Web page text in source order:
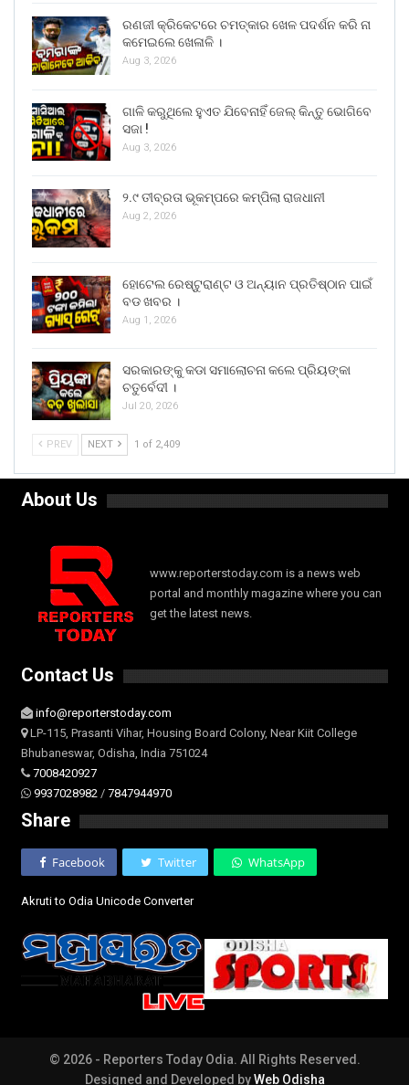
ରଣଜୀ କ୍ରିକେଟରେ ଚମତ୍କାର ଖେଳ ପଦର୍ଶନ କରି ନା
କମେଇଲେ ଖେଳାଳି ।
Aug 3, 2026
ଗାଳି କରୁଥିଲେ ହୁଏତ ଯିବେନାହିଁ ଜେଲ୍ କିନ୍ତୁ ଭୋଗିବେ
ସଜା !
Aug 3, 2026
୨.୯ ତୀବ୍ରତା ଭୂକମ୍ପରେ କମ୍ପିଲା ରାଜଧାନୀ
Aug 2, 2026
ହୋଟେଲ ରେଷ୍ଟୁରାଣ୍ଟ ଓ ଅନ୍ୟାନ ପ୍ରତିଷ୍ଠାନ ପାଇଁ
ବଡ ଖବର ।
Aug 1, 2026
ସରକାରଙ୍କୁ କଡା ସମାଲୋଚନା କଲେ ପ୍ରିୟଙ୍କା
ଚତୁର୍ବେଦୀ ।
Jul 20, 2026
PREV NEXT 1 of 2,409
About Us
www.reporterstoday.com is a news web
portal and monthly magazine where you can
get the latest news.
Contact Us
info@reporterstoday.com
LP-115, Prasanti Vihar, Housing Board Colony, Near Kiit College
Bhubaneswar, Odisha, India 751024
7008420927
9937028982 / 7847944970
Share
Facebook Twitter WhatsApp
Akruti to Odia Unicode Converter
© 2026 - Reporters Today Odia. All Rights Reserved.
Designed and Developed byWeb Odisha